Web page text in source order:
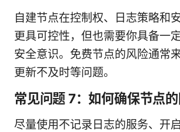
自建节点在控制权、日志策略和
更具可控性，但也需要你具备一
安全意识。免费节点的风险通常
更新不及时等问题。
常见问题 7：如何确保节点的
尽量使用不记录日志的服务、开